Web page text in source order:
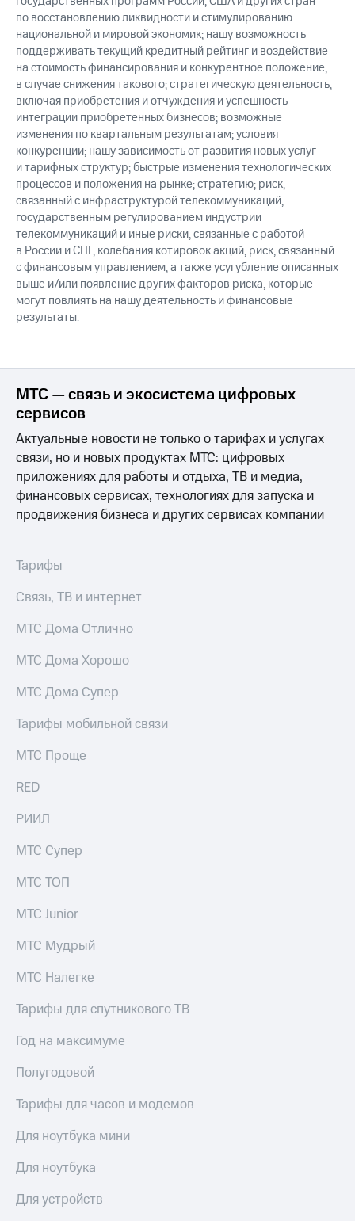
по восстановлению ликвидности и стимулированию
национальной и мировой экономик; нашу возможность
поддерживать текущий кредитный рейтинг и воздействие
на стоимость финансирования и конкурентное положение,
в случае снижения такового; стратегическую деятельность,
включая приобретения и отчуждения и успешность
интеграции приобретенных бизнесов; возможные
изменения по квартальным результатам; условия
конкуренции; нашу зависимость от развития новых услуг
и тарифных структур; быстрые изменения технологических
процессов и положения на рынке; стратегию; риск,
связанный с инфраструктурой телекоммуникаций,
государственным регулированием индустрии
телекоммуникаций и иные риски, связанные с работой
в России и СНГ; колебания котировок акций; риск, связанный
с финансовым управлением, а также усугубление описанных
выше и/или появление других факторов риска, которые
могут повлиять на нашу деятельность и финансовые
результаты.
МТС — связь и экосистема цифровых
сервисов
Актуальные новости не только о тарифах и услугах
связи, но и новых продуктах МТС: цифровых
приложениях для работы и отдыха, ТВ и медиа,
финансовых сервисах, технологиях для запуска и
продвижения бизнеса и других сервисах компании
Тарифы
Связь, ТВ и интернет
МТС Дома Отлично
МТС Дома Хорошо
МТС Дома Супер
Тарифы мобильной связи
МТС Проще
RED
РИИЛ
МТС Супер
МТС ТОП
МТС Junior
МТС Мудрый
МТС Налегке
Тарифы для спутникового ТВ
Год на максимуме
Полугодовой
Тарифы для часов и модемов
Для ноутбука мини
Для ноутбука
Для устройств